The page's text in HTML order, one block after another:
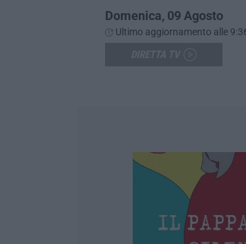
Domenica, 09 Agosto
Ultimo aggiornamento alle